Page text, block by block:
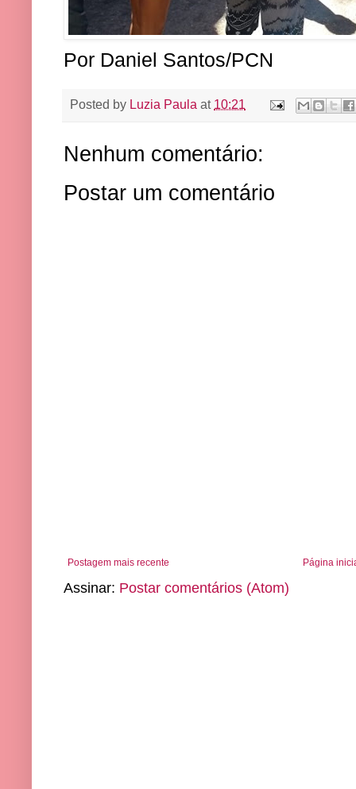
Por Daniel Santos/PCN
Posted by Luzia Paula at 10:21
Nenhum comentário:
Postar um comentário
Postagem mais recente Página
Assinar: Postar comentários (Atom)